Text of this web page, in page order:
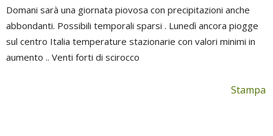
Domani sarà una giornata piovosa con precipitazioni anche
abbondanti. Possibili temporali sparsi . Lunedì ancora piogge
sul centro Italia temperature stazionarie con valori minimi in
aumento .. Venti forti di scirocco
Stampa